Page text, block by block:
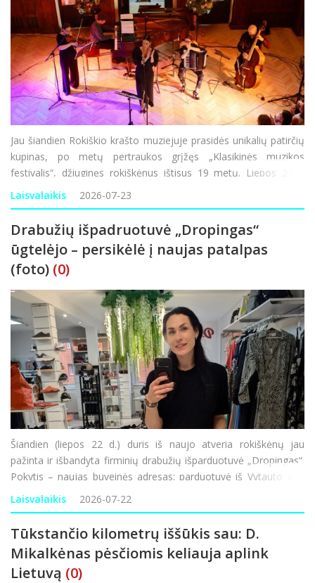
Jau šiandien Rokiškio krašto muziejuje prasidės unikalių patirčių
kupinas, po metų pertraukos grįžęs „Klasikinės muzikos
festivalis“, džiuginęs rokiškėnus ištisus 19 metų. Liepos 23 –
rugpjūčio 2 dienomis suplanuoti net devyni renginiai, devynios
Laisvalaikis 2026-07-23
Drabužių išpadruotuvė „Dropingas“
ūgtelėjo – persikėlė į naujas patalpas
(foto) (0)
Šiandien (liepos 22 d.) duris iš naujo atveria rokiškėnų jau
pažinta ir išbandyta firminių drabužių išparduotuvė „Dropingas“.
Pokytis – naujas buveinės adresas: parduotuvė iš Vytauto g. 1
keliasi į Respublikos g. 23 adresu esantį pastatą (b
Laisvalaikis 2026-07-22
Tūkstančio kilometrų iššūkis sau: D.
Mikalkėnas pėsčiomis keliauja aplink
Lietuvą (0)